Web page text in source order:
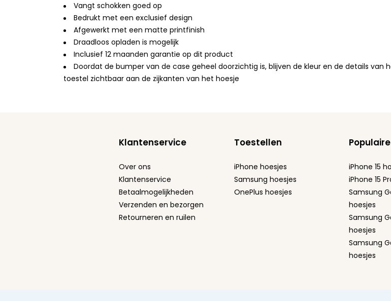
Vangt schokken goed op
Bedrukt met een exclusief design
Afgewerkt met een matte printfinish
Draadloos opladen is mogelijk
Inclusief 12 maanden garantie op dit product
Doordat de bumper van de case geheel doorzichtig is, blijven de kleur en de details van
toestel zichtbaar aan de zijkanten van het hoesje
Klantenservice
Over ons
Klantenservice
Betaalmogelijkheden
Verzenden en bezorgen
Retourneren en ruilen
Toestellen
iPhone hoesjes
Samsung hoesjes
OnePlus hoesjes
iPhone 15
iPhone 15
Samsung
hoesjes
Samsung
hoesjes
Samsung
hoesjes